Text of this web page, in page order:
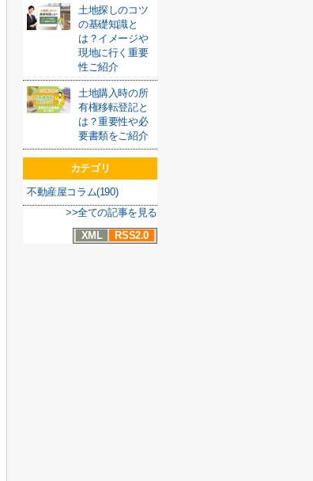
土地探しのコツ
の基礎知識と
は？イメージや
現地に行く重要
性ご紹介
土地購入時の所
有権移転登記と
は？重要性や必
要書類をご紹介
カテゴリ
不動産屋コラム(190)
>>全ての記事を見る
XML
RSS2.0